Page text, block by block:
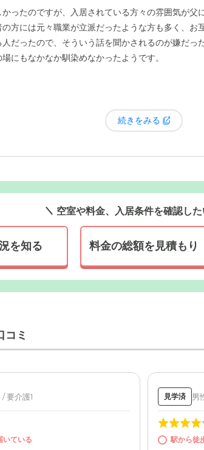
本線「県立大学」駅から徒歩約2分の好立地
の景色を一望できます。
ったのですが、入居されている方々の雰囲気が父
方には元々職業が立派だったような方も多く、
だったので、そういう話を聞かされるのが嫌だ
にもなかなか馴染めなかったようです。
続きをみる
空室や料金、入居条件を確認し
を知る 料金の総額を見積もり
コミ
要介護1
いている
見学済 男
駅から徒